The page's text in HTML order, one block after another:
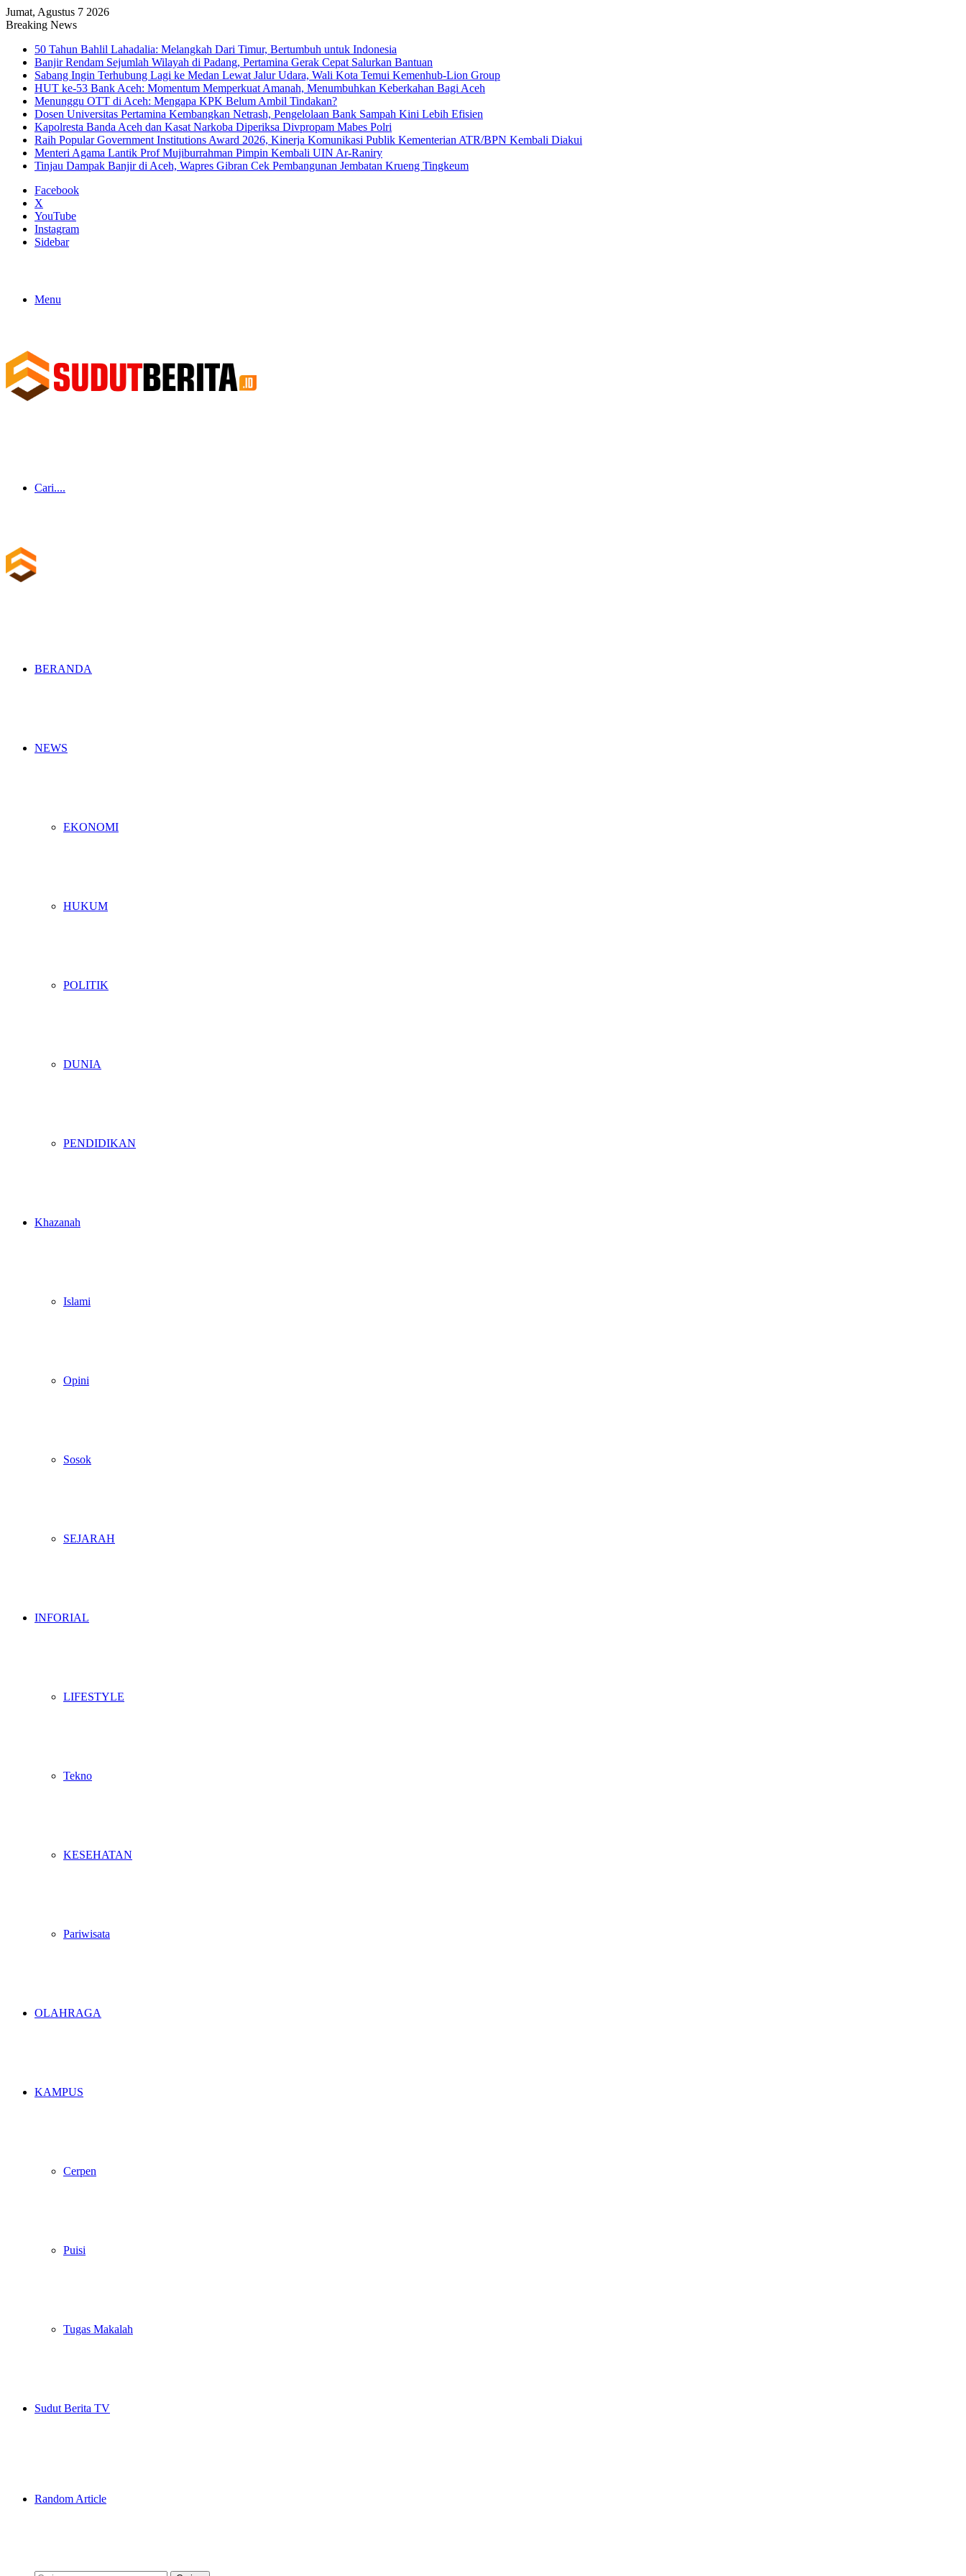
Jumat, Agustus 7 2026
Breaking News
50 Tahun Bahlil Lahadalia: Melangkah Dari Timur, Bertumbuh untuk Indonesia
Banjir Rendam Sejumlah Wilayah di Padang, Pertamina Gerak Cepat Salurkan Bantuan
Sabang Ingin Terhubung Lagi ke Medan Lewat Jalur Udara, Wali Kota Temui Kemenhub-Lion Group
HUT ke-53 Bank Aceh: Momentum Memperkuat Amanah, Menumbuhkan Keberkahan Bagi Aceh
Menunggu OTT di Aceh: Mengapa KPK Belum Ambil Tindakan?
Dosen Universitas Pertamina Kembangkan Netrash, Pengelolaan Bank Sampah Kini Lebih Efisien
Kapolresta Banda Aceh dan Kasat Narkoba Diperiksa Divpropam Mabes Polri
Raih Popular Government Institutions Award 2026, Kinerja Komunikasi Publik Kementerian ATR/BPN Kembali Diakui
Menteri Agama Lantik Prof Mujiburrahman Pimpin Kembali UIN Ar-Raniry
Tinjau Dampak Banjir di Aceh, Wapres Gibran Cek Pembangunan Jembatan Krueng Tingkeum
Facebook
X
YouTube
Instagram
Sidebar
Menu
Cari....
BERANDA
NEWS
EKONOMI
HUKUM
POLITIK
DUNIA
PENDIDIKAN
Khazanah
Islami
Opini
Sosok
SEJARAH
INFORIAL
LIFESTYLE
Tekno
KESEHATAN
Pariwisata
OLAHRAGA
KAMPUS
Cerpen
Puisi
Tugas Makalah
Sudut Berita TV
Random Article